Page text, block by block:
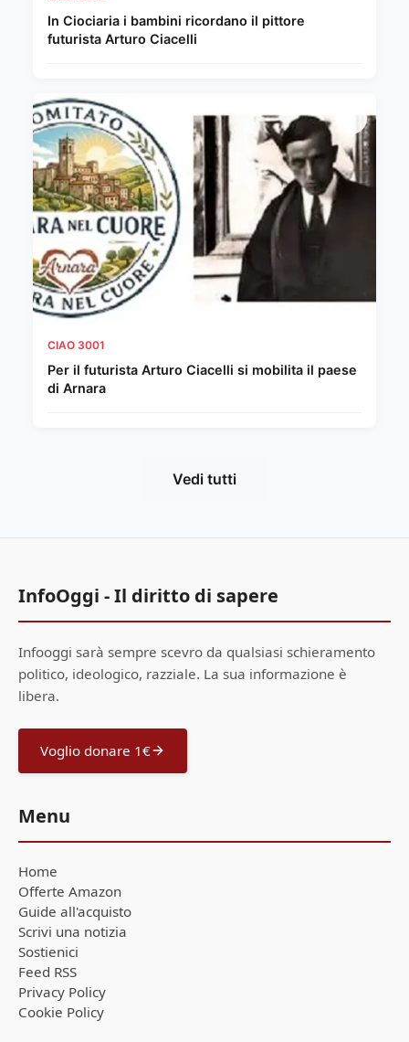
In Ciociaria i bambini ricordano il pittore
futurista Arturo Ciacelli
CIAO 3001
Per il futurista Arturo Ciacelli si mobilita il paese
di Arnara
Vedi tutti
InfoOggi - Il diritto di sapere
Infooggi sarà sempre scevro da qualsiasi schieramento
politico, ideologico, razziale. La sua informazione è
libera.
Voglio donare 1€
Menu
Home
Offerte Amazon
Guide all'acquisto
Scrivi una notizia
Sostienici
Feed RSS
Privacy Policy
Cookie Policy